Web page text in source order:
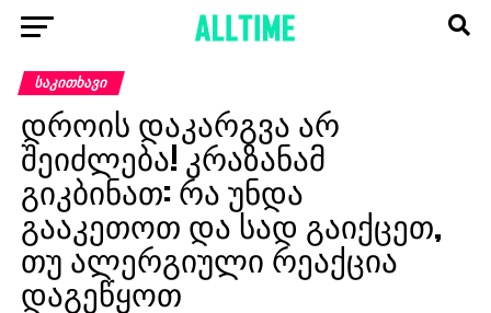
ᲡᲐᲙᲘᲗᲮᲐᲕᲘ
დროის დაკარგვა არ
შეიძლება! კრაზანამ
გიკბინათ: რა უნდა
გააკეთოთ და სად გაიქცეთ,
თუ ალერგიული რეაქცია
დაგეწყოთ